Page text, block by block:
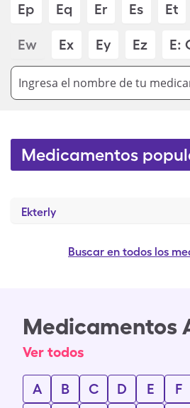
Ep Eq Er Es Et
Ew Ex Ey Ez E:
Ingresa el nombre de tu
Medicamentos
Ekterly
Buscar en todos los
Medicamentos
Ver todos
A B C D E F